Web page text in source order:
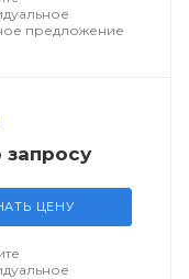
предложение
запросу
ЦЕНУ